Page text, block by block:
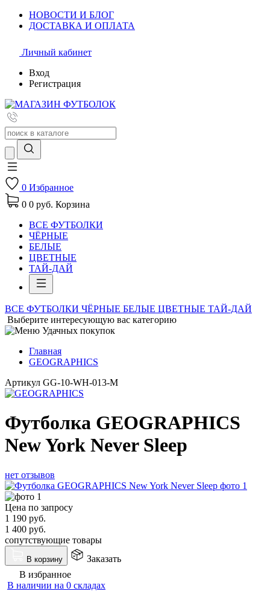
НОВОСТИ И БЛОГ
ДОСТАВКА И ОПЛАТА
Личный кабинет
Вход
Регистрация
0 Избранное
0 0 руб. Корзина
ВСЕ ФУТБОЛКИ
ЧЁРНЫЕ
БЕЛЫЕ
ЦВЕТНЫЕ
ТАЙ-ДАЙ
ВСЕ ФУТБОЛКИ ЧЁРНЫЕ БЕЛЫЕ ЦВЕТНЫЕ ТАЙ-ДАЙ
Выберите интересующую вас категорию
Главная
GEOGRAPHICS
Артикул GG-10-WH-013-M
Футболка GEOGRAPHICS
New York Never Sleep
нет отзывов
Цена по запросу
1 190 руб.
1 400 руб.
сопутствующие товары
В корзину
Заказать
В избранное
В наличии на 0 складах